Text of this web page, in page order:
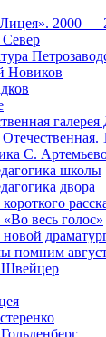
2000 —
Новиков
С.
школы
двора
весь голос»
помним